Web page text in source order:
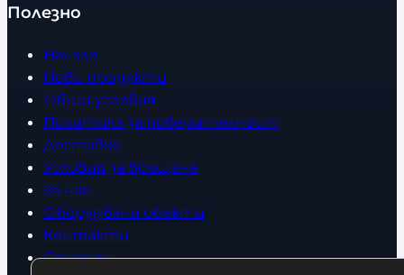
Полезно
Начало
Нови продукти
Общи условия
Политика за поверителност
Доставка
Условия за връщане
За нас
Оборудвани обекти
Контакти
Статии